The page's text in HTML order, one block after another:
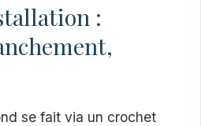
:
se fait via un crochet